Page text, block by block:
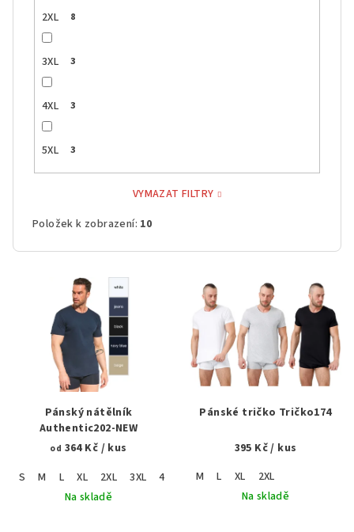
2XL 8
3XL 3
4XL 3
5XL 3
VYMAZAT FILTRY
Položek k zobrazení: 10
Pánský nátělník
Authentic202-NEW
od 364 Kč / kus
S
M L XL 2XL 3XL 4XL
5XL
Na skladě
Pánské tričko Tričko174
395 Kč/ kus
M
L XL
2XL
Na skladě